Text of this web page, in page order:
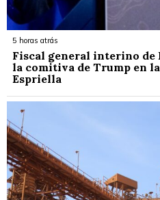
5 horas atrás
Fiscal general interino de
la comitiva de Trump en
Espriella